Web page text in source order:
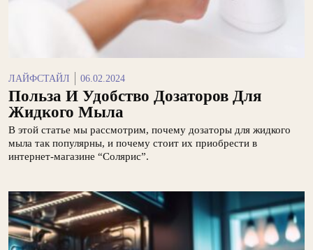
ЛАЙФСТАЙЛ 06.02.2024
Польза И Удобство Дозаторов Для
Жидкого Мыла
В этой статье мы рассмотрим, почему дозаторы для жидкого
мыла так популярны, и почему стоит их приобрести в
интернет-магазине “Солярис”.